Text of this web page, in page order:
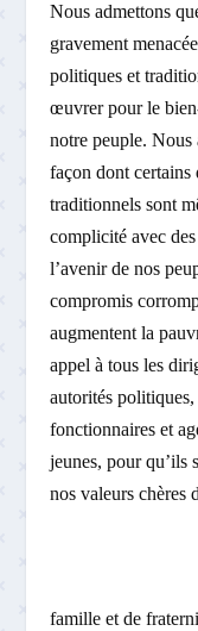
Nous admettons
gravement
politiques et
œuvrer pour le
notre peuple. Nous
façon dont certains
traditionnels sont
complicité avec
l’avenir de nos
compromis
augmentent la
appel à tous les
autorités politiques,
fonctionnaires et
jeunes, pour qu’ils
nos valeurs chères
famille et de